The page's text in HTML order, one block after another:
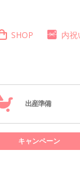
SHOP 内祝
出産準備
キャンペーン